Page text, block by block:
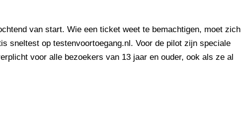
van start. Wie een ticket weet te bemachtigen, moet zich
sneltest op testenvoortoegang.nl. Voor de pilot zijn speciale
voor alle bezoekers van 13 jaar en ouder, ook als ze al